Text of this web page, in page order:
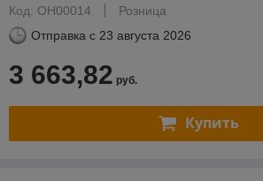
Код: ОН00014
Розница
Отправка с 23 августа 2026
3 663,82 руб.
Купить